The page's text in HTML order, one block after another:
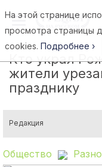
Кто украл
жители
празднику
Редакция
Общество
На этой странице
просмотра страницы
cookies. Подробнее ›